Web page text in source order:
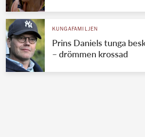
KUNGAFAMILJEN
Prins Daniels tunga
– drömmen krossad